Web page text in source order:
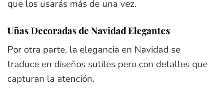
que los usarás más de una vez.
Uñas Decoradas de Navidad Elegantes
Por otra parte, la elegancia en Navidad se
traduce en diseños sutiles pero con detalles que
capturan la atención.